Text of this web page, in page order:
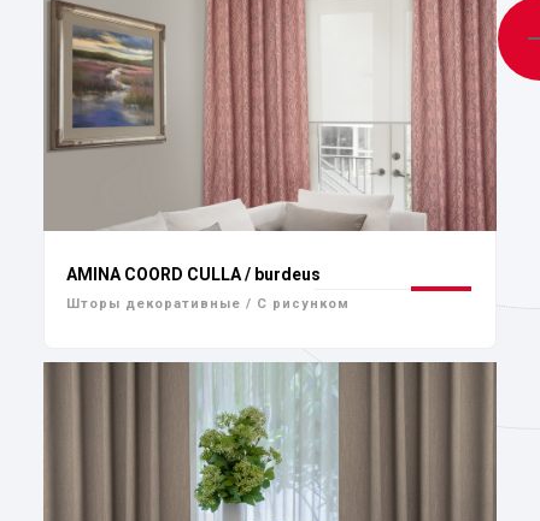
AMINA COORD CULLA / burdeus
Шторы декоративные / С рисунком